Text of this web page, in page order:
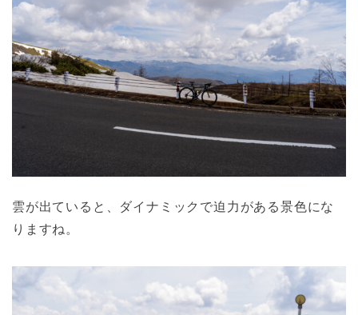
雲が出ていると、ダイナミックで迫力がある景色にな
りますね。